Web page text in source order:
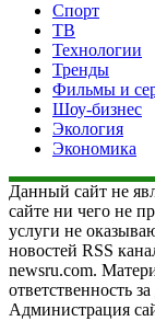
Спорт
ТВ
Технологии
Тренды
Фильмы и
Шоу-бизнес
Экология
Экономика
Данный сайт не
сайте ни чего не
услуги не
новостей RSS
newsru.com.
ответственность
Администрация